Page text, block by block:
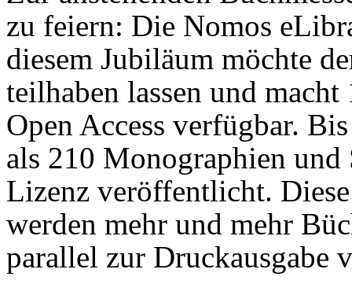
zu feiern: Die Nomos
diesem Jubiläum möchte
teilhaben lassen und
Open Access verfügbar.
als 210 Monographien und
Lizenz veröffentlicht.
werden mehr und mehr
parallel zur Druckausgabe